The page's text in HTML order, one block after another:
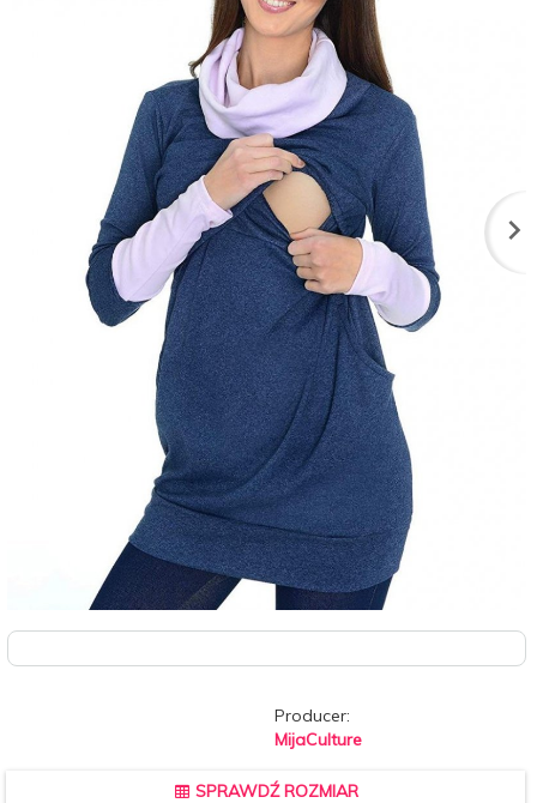
Producer:
MijaCulture
SPRAWDŹ ROZMIAR